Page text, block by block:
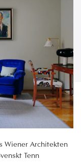
Wiener Architekten
Tenn